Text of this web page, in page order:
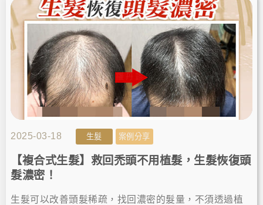
2025-03-18 生髮 案例分享
【複合式生髮】救回禿頭不用植髮，生髮恢復頭
髮濃密！
生髮可以改善頭髮稀疏，找回濃密的髮量，不須透過植